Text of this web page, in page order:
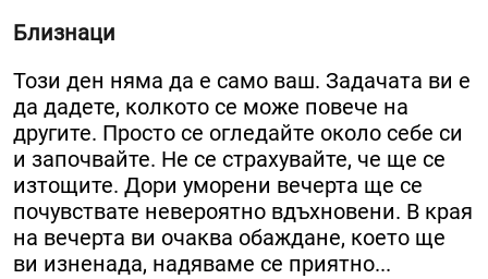
Близнаци
Този ден няма да е само ваш. Задачата ви е
да дадете, колкото се може повече на
другите. Просто се огледайте около себе си
и започвайте. Не се страхувайте, че ще се
изтощите. Дори уморени вечерта ще се
почувствате невероятно вдъхновени. В края
на вечерта ви очаква обаждане, което ще
ви изненада, надяваме се приятно...